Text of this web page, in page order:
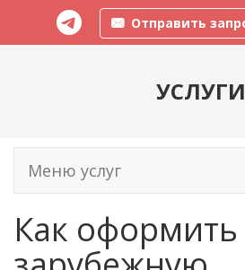
Отправить
УСЛУГИ
Меню услуг
Как оформить